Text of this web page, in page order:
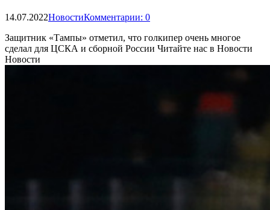
14.07.2022НовостиКомментарии: 0
Защитник «Тампы» отметил, что голкипер очень многое
сделал для ЦСКА и сборной России Читайте нас в Новости
Новости